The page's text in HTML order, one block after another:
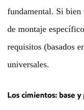
fundamental. Si bien
de montaje
requisitos (basados
universales.
Los cimientos: base y